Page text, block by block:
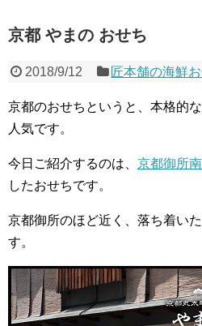
京都 やまの おせち
2018/9/12 匠本舗の海鮮
京都のおせちというと、本格的
人気です。
今日ご紹介するのは、 京都御所
したおせちです。
京都御所のほど近く、落ち着い
す。